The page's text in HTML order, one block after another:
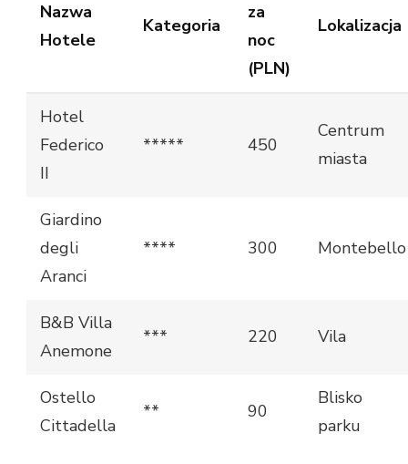
Nazwa
Hotele
Kategoria
za
noc
(PLN)
Lokalizacja
Hotel
Federico
II
***** 450
Centrum
miasta
Giardino
degli
Aranci
**** 300 Montebello
B&B Villa
Anemone
*** 220 Vila
Ostello
Cittadella
** 90
Blisko
parku